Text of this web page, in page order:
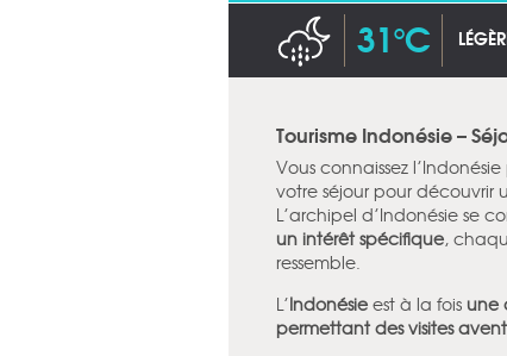
31°C
Tourisme Indonésie –
Vous connaissez
votre séjour pour découvrir
L’archipel d’Indonésie se
un intérêt spécifique,
ressemble.
L’Indonésie est à la fois une
permettant des visites